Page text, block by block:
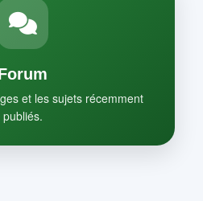
et les sujets récemment
publiés.